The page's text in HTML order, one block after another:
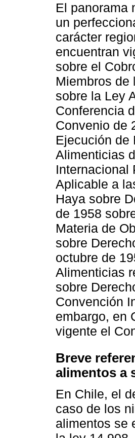
El panorama
un
carácter
encuentran
sobre el
Miembros de
sobre la Ley
Conferencia
Convenio de
Ejecución de
Alimenticias
Internacional
Aplicable a
Haya sobre
de 1958
Materia de
sobre
octubre de
Alimenticias
sobre
Convención
embargo, en
vigente el
Breve
alimentos a
En Chile, el
caso de los
alimentos se